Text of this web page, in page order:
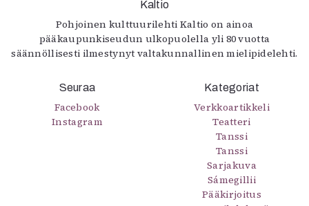
Kaltio
Pohjoinen kulttuurilehti Kaltio on ainoa
pääkaupunkiseudun ulkopuolella yli 80 vuotta
säännöllisesti ilmestynyt valtakunnallinen mielipidelehti.
Seuraa
Facebook
Instagram
Kategoriat
Verkkoartikkeli
Teatteri
Tanssi
Tanssi
Sarjakuva
Sámegillii
Pääkirjoitus